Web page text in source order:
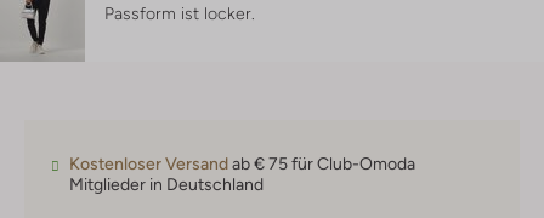
Passform ist locker
Kostenloser Versandab € 75 für Club-Omoda
Mitglieder in Deutschland